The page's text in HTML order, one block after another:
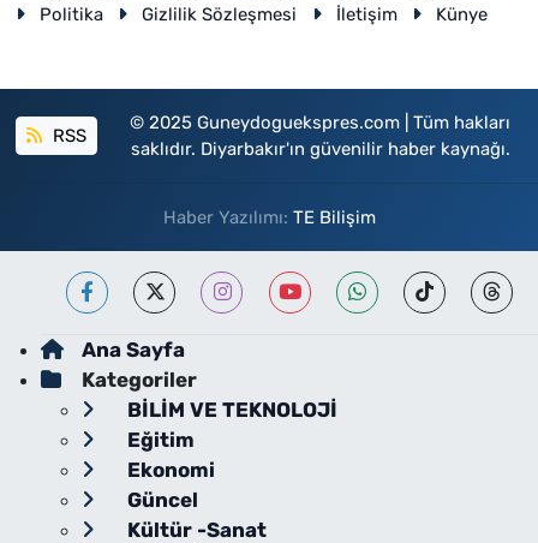
Politika
Gizlilik Sözleşmesi İletişim Künye
RSS
© 2025 Guneydoguekspres.com | Tüm hakları
saklıdır. Diyarbakır'ın güvenilir haber kaynağı.
Haber Yazılımı: TE Bilişim
Ana Sayfa
Kategoriler
BİLİM VE TEKNOLOJİ
Eğitim
Ekonomi
Güncel
Kültür -Sanat